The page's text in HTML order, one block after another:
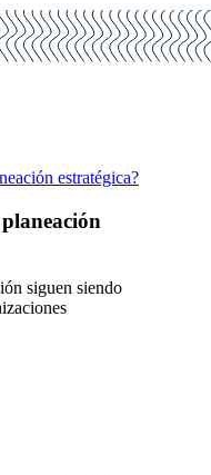
estratégica?
siguen siendo